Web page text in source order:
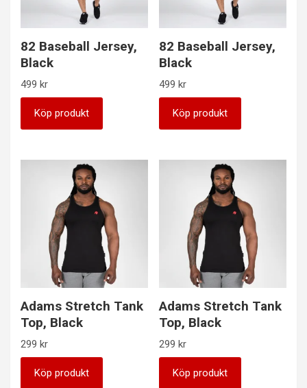
82 Baseball Jersey,
Black
499 kr
Köp produkt
82 Baseball Jersey,
Black
499 kr
Köp produkt
Adams Stretch Tank
Top, Black
299 kr
Köp produkt
Adams Stretch Tank
Top, Black
299 kr
Köp produkt